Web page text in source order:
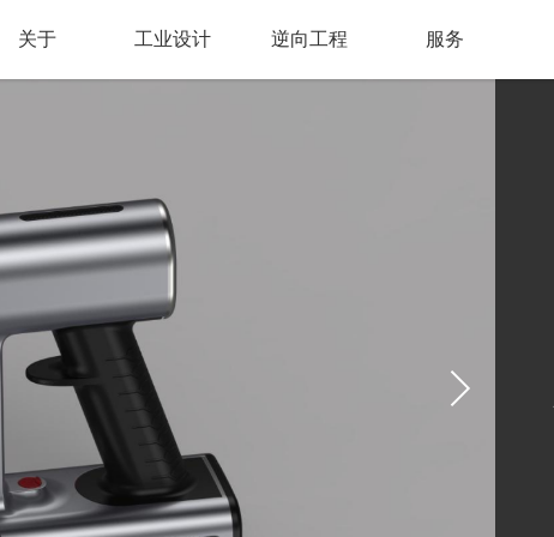
关于 工业设计 逆向工程 服务